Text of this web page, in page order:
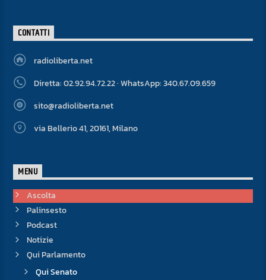
CONTATTI
radioliberta.net
Diretta: 02.92.94.72.22 · WhatsApp: 340.67.09.659
sito@radioliberta.net
via Bellerio 41, 20161, Milano
MENU
Ascolta
Palinsesto
Podcast
Notizie
Qui Parlamento
Qui Senato